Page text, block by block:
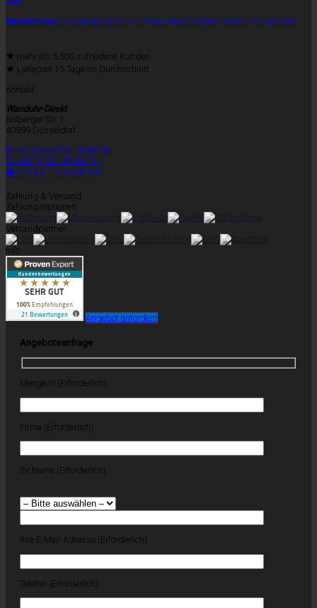
Wanduhr-Direktist einer der führenden Druckereien für Werbeuhren in Deutschland.
★ mehr als 5.500 zufriedene Kunden
★ Lieferzeit 15 Tage im Durchschnitt
Kontakt
Wanduhr-Direkt
Kolberger Str. 1
40599 Düsseldorf
✉ info@wanduhr-direkt.de
✆ +49 (0) 211 99 88 111
🖷 +49 (0) 211 99 88 120
Zahlung & Versand
Zahlungsoptionen:
Versandpartner:
Info
Angebot anfordern
Angebotsanfrage
Menge/n (Erforderlich)
Firma (Erforderlich)
Ihr Name (Erforderlich)
Ihre E-Mail-Adresse (Erforderlich)
Telefon (Erforderlich)